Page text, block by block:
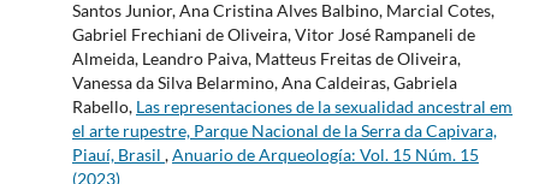
Santos Junior, Ana Cristina Alves Balbino, Marcial Cotes,
Gabriel Frechiani de Oliveira, Vitor José Rampaneli de
Almeida, Leandro Paiva, Matteus Freitas de Oliveira,
Vanessa da Silva Belarmino, Ana Caldeiras, Gabriela
Rabello, Las representaciones de la sexualidad ancestral em
el arte rupestre, Parque Nacional de la Serra da Capivara,
Piauí, Brasil ,Anuario de Arqueología: Vol. 15 Núm. 15
(2023)